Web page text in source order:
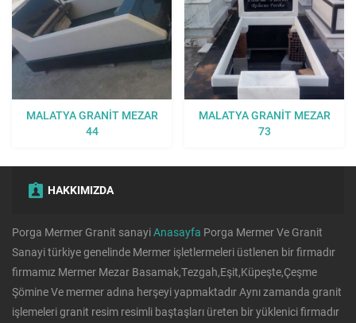
MALATYA GRANIT MEZAR
44
MALATYA GRANIT MEZAR
73
HAKKIMIZDA
Porga Mermer Granit sanayiAnasayfa Porga Mermer Ve Granit
Sanayi türkiye genelinde Mermer işletlermeleri üstlenen bir firmadır
firmamız Mermer Mezar Basamak,Tezgah,Eşit,Küpeşte,Çeşme
Şömine Ve mermer adına herşeyi yapmaktadır Aynı zamanda granit
işlemeleri granit resim resimli baştaşları üreten bir yüklenici firmadır